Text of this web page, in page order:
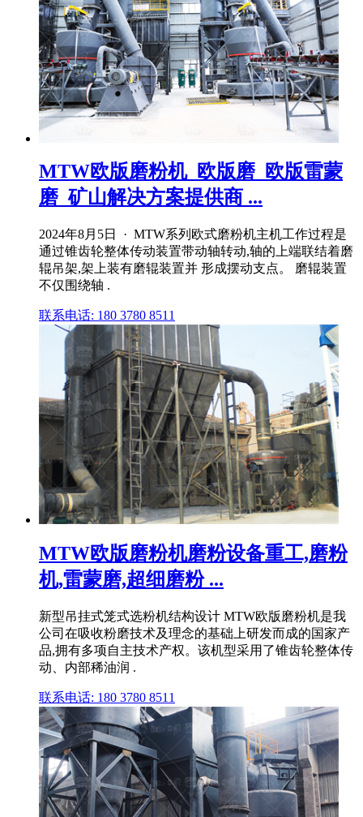
MTW欧版磨粉机_欧版磨_欧版雷蒙
磨_矿山解决方案提供商 ...
2024年8月5日 · MTW系列欧式磨粉机主机工作过程是
通过锥齿轮整体传动装置带动轴转动,轴的上端联结着磨
辊吊架,架上装有磨辊装置并 形成摆动支点。 磨辊装置
不仅围绕轴 .
联系电话: 180 3780 8511
MTW欧版磨粉机磨粉设备重工,磨粉
机,雷蒙磨,超细磨粉 ...
新型吊挂式笼式选粉机结构设计 MTW欧版磨粉机是我
公司在吸收粉磨技术及理念的基础上研发而成的国家产
品,拥有多项自主技术产权。该机型采用了锥齿轮整体传
动、内部稀油润 .
联系电话: 180 3780 8511